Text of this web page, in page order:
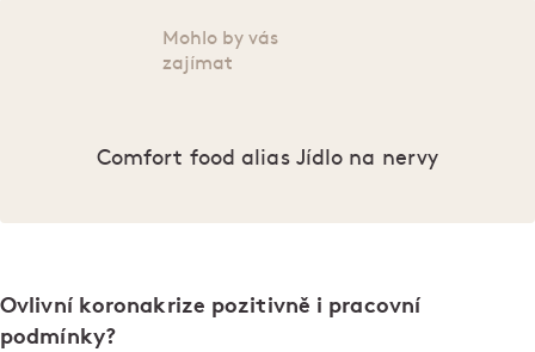
Mohlo by vás
zajímat
Comfort food alias Jídlo na nervy
Ovlivní koronakrize pozitivně i pracovní
podmínky?